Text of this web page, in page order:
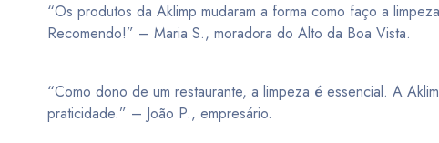
“Os produtos da Aklimp mudaram a forma como faço a
Recomendo!” – Maria S., moradora do Alto da Boa Vista.
“Como dono de um restaurante, a limpeza é essencial. A
praticidade.” – João P., empresário.